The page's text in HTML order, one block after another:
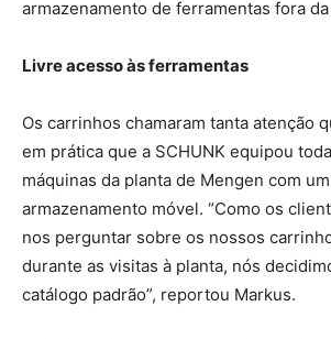
armazenamento de ferramentas fora
Livre acesso às ferramentas
Os carrinhos chamaram tanta atenção
em prática que a SCHUNK equipou
máquinas da planta de Mengen com
armazenamento móvel. “Como os
nos perguntar sobre os nossos
durante as visitas à planta, nós
catálogo padrão”, reportou Markus.